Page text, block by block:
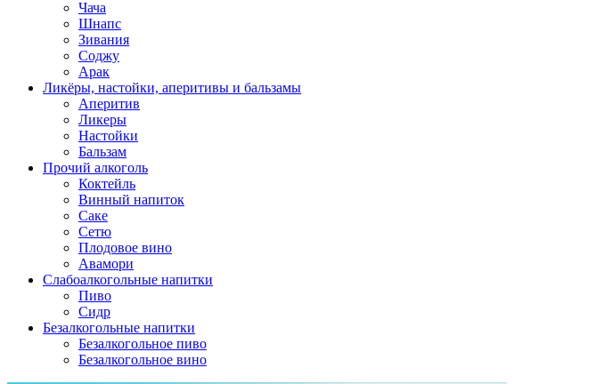
Чача
Шнапс
Зивания
Соджу
Арак
Ликёры, настойки, аперитивы и бальзамы
Аперитив
Ликеры
Настойки
Бальзам
Прочий алкоголь
Коктейль
Винный напиток
Саке
Сетю
Плодовое вино
Авамори
Слабоалкогольные напитки
Пиво
Сидр
Безалкогольные напитки
Безалкогольное пиво
Безалкогольное вино